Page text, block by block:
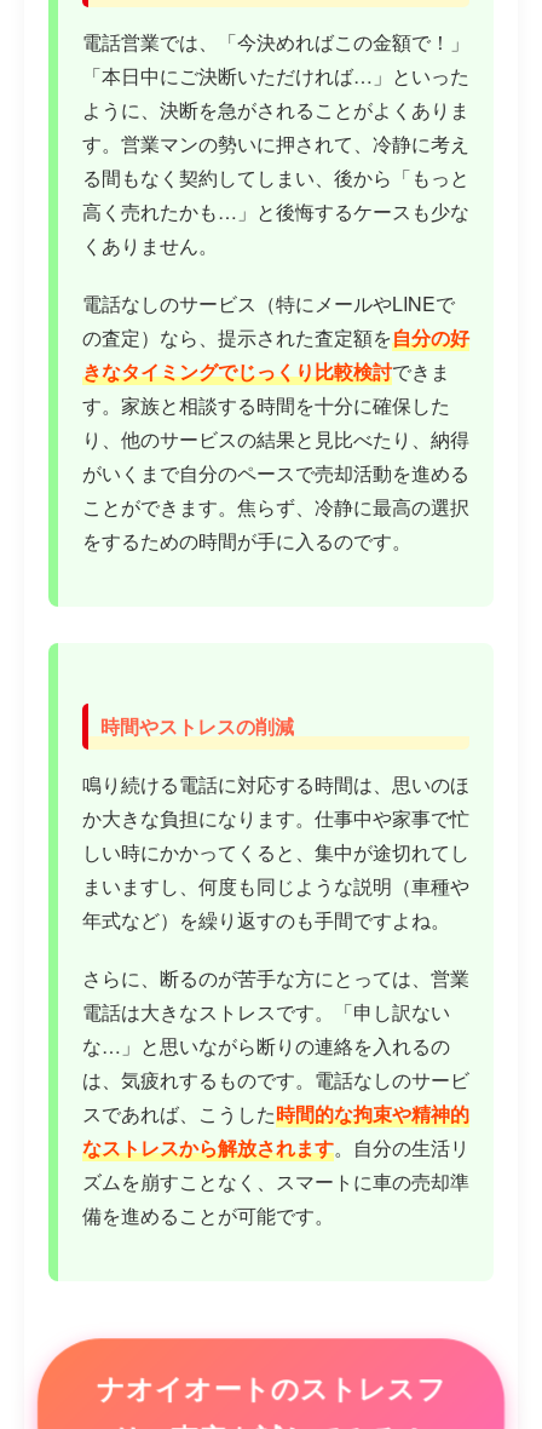
電話営業では、「今決めればこの金額で！」
「本日中にご決断いただければ…」といった
ように、決断を急がされることがよくありま
す。営業マンの勢いに押されて、冷静に考え
る間もなく契約してしまい、後から「もっと
高く売れたかも…」と後悔するケースも少な
くありません。
電話なしのサービス（特にメールやLINEで
の査定）なら、提示された査定額を自分の好
きなタイミングでじっくり比較検討できま
す。家族と相談する時間を十分に確保した
り、他のサービスの結果と見比べたり、納得
がいくまで自分のペースで売却活動を進める
ことができます。焦らず、冷静に最高の選択
をするための時間が手に入るのです。
時間やストレスの削減
鳴り続ける電話に対応する時間は、思いのほ
か大きな負担になります。仕事中や家事で忙
しい時にかかってくると、集中が途切れてし
まいますし、何度も同じような説明（車種や
年式など）を繰り返すのも手間ですよね。
さらに、断るのが苦手な方にとっては、営業
電話は大きなストレスです。「申し訳ない
な…」と思いながら断りの連絡を入れるの
は、気疲れするものです。電話なしのサービ
スであれば、こうした時間的な拘束や精神的
なストレスから解放されます。自分の生活リ
ズムを崩すことなく、スマートに車の売却準
備を進めることが可能です。
ナオイオートのストレスフ